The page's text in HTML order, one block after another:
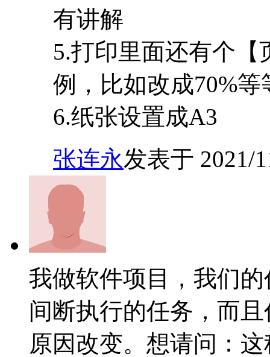
有讲解
5.打印里面还有个
例，比如改成70%等
6.纸张设置成A3
张连永发表于 2021/
我做软件项目，我们
间断执行的任务，而
原因改变。想请问：